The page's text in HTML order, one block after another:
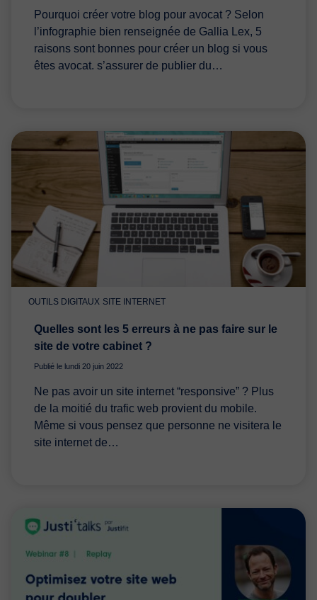
Pourquoi créer votre blog pour avocat ? Selon
l’infographie bien renseignée de Gallia Lex, 5
raisons sont bonnes pour créer un blog si vous
êtes avocat. s’assurer de publier du…
OUTILS DIGITAUX SITE INTERNET
Quelles sont les 5 erreurs à ne pas faire sur le
site de votre cabinet ?
Publié le lundi 20 juin 2022
Ne pas avoir un site internet “responsive” ? Plus
de la moitié du trafic web provient du mobile.
Même si vous pensez que personne ne visitera le
site internet de…